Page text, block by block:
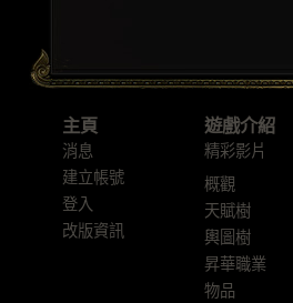
主頁
消息
建立帳號
登入
改版資訊
遊戲介紹
精彩影片
概觀
天賦樹
輿圖樹
昇華職業
物品